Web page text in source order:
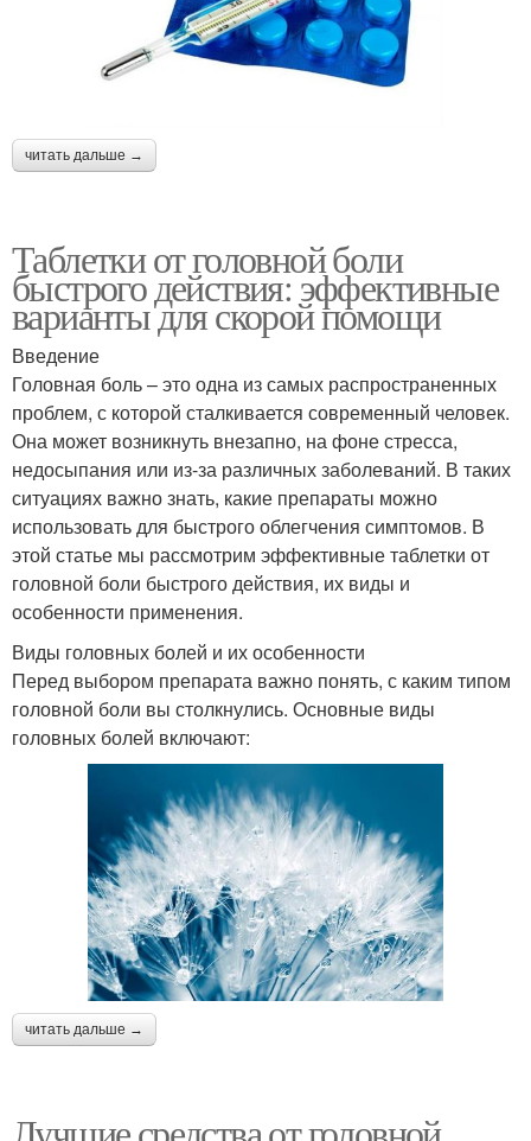
читать дальше →
Таблетки от головной боли
быстрого действия: эффективные
варианты для скорой помощи
Введение
Головная боль – это одна из самых распространенных
проблем, с которой сталкивается современный человек.
Она может возникнуть внезапно, на фоне стресса,
недосыпания или из-за различных заболеваний. В таких
ситуациях важно знать, какие препараты можно
использовать для быстрого облегчения симптомов. В
этой статье мы рассмотрим эффективные таблетки от
головной боли быстрого действия, их виды и
особенности применения.
Виды головных болей и их особенности
Перед выбором препарата важно понять, с каким типом
головной боли вы столкнулись. Основные виды
головных болей включают:
читать дальше →